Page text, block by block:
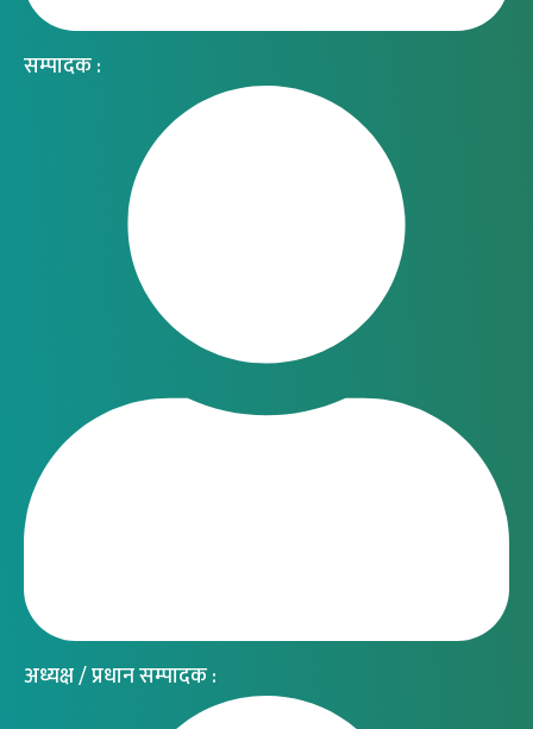
सम्पादक :
अध्यक्ष / प्रधान सम्पादक :